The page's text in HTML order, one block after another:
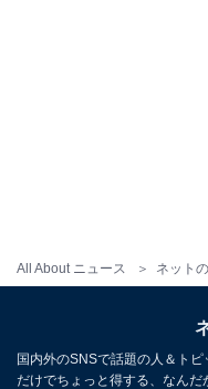
All About ニュース ネット
国内外のSNSで話題の人＆ト
だけでちょっと得する、なん